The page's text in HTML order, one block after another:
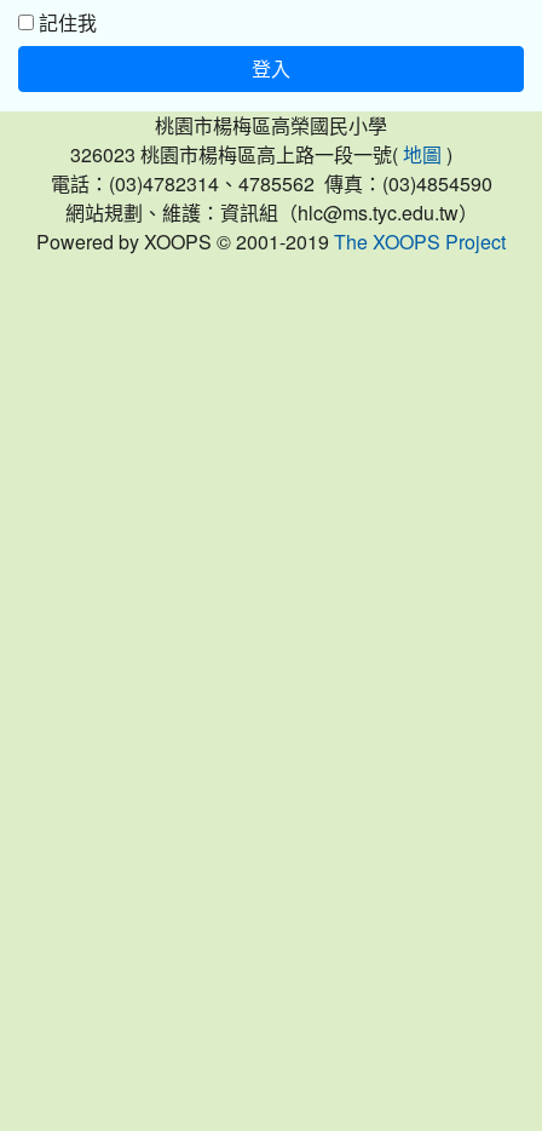
記住我
登入
桃園市楊梅區高榮國民小學
326023 桃園市楊梅區高上路一段一號( 地圖 )
電話：(03)4782314、4785562 傳真：(03)4854590
網站規劃、維護：資訊組（hlc@ms.tyc.edu.tw）
Powered by XOOPS © 2001-2019 The XOOPS Project